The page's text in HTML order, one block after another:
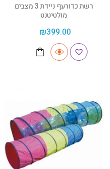
רשת כדורעף ניידת 3 מצבים
מולטיטנט
₪399.00